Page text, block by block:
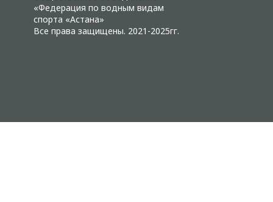
«Федерация по водным видам
спорта «Астана»
Все права защищены. 2021-2025гг.